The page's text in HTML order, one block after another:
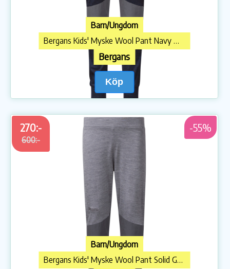
Barn/Ungdom
Bergans Kids' Myske Wool Pant Navy Melange/Solid Dark Grey
Bergans
Köp
270:-
600:-
-55%
Barn/Ungdom
Bergans Kids' Myske Wool Pant Solid Grey Melange/Solid Dark Grey